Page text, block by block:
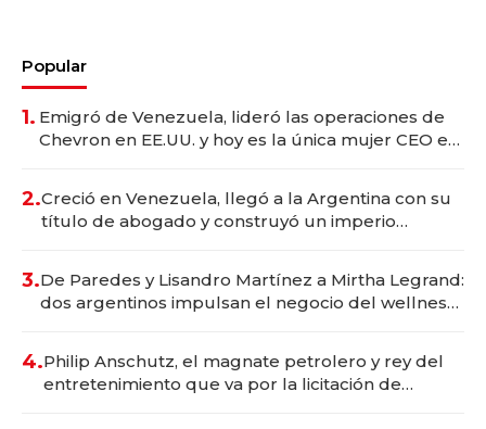
Popular
1. Emigró de Venezuela, lideró las operaciones de
Chevron en EE.UU. y hoy es la única mujer CEO en
2.Creció en Venezuela, llegó a la Argentina con su
título de abogado y construyó un imperio
3.De Paredes y Lisandro Martínez a Mirtha Legrand:
dos argentinos impulsan el negocio del wellness
4.Philip Anschutz, el magnate petrolero y rey del
entretenimiento que va por la licitación de